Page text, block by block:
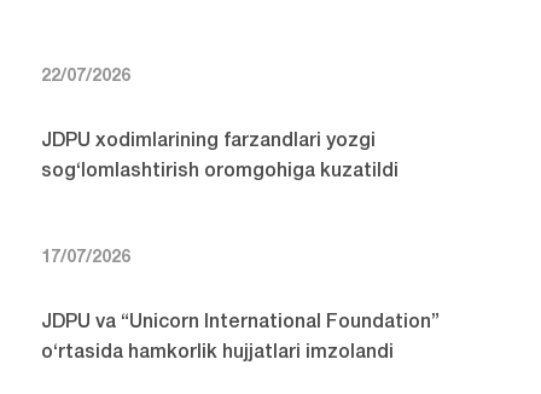
22/07/2026
JDPU xodimlarining farzandlari yozgi
sog‘lomlashtirish oromgohiga kuzatildi
17/07/2026
JDPU va “Unicorn International Foundation”
o‘rtasida hamkorlik hujjatlari imzolandi